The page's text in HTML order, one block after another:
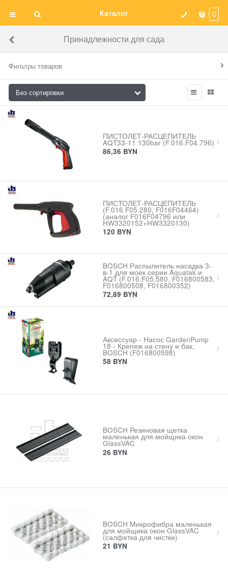
Каталог 0
Принадлежности для сада
Фильтры товаров
ПИСТОЛЕТ-РАСЦЕПИТЕЛЬ
AQT33-11 130bar (F.016.F04.796)
86,36 BYN
ПИСТОЛЕТ-РАСЦЕПИТЕЛЬ
(F.016.F05.280, F016F04464)
(аналог F016F04796 или
HW3320152+HW3320130)
120 BYN
BOSCH Распылитель насадка 3-
в-1 для моек серии Aquatak и
AQT (F.016.F05.580, F016800583,
F016800508, F016800352)
72,89 BYN
Аксессуар - Насос GardenPump
18 - Крепеж на стену и бак,
BOSCH (F016800598)
58 BYN
BOSCH Резиновая щетка
маленькая для мойщика окон
GlassVAC
26 BYN
BOSCH Микрофибра маленькая
для мойщика окон GlassVAC
(салфетка для чистки)
21 BYN